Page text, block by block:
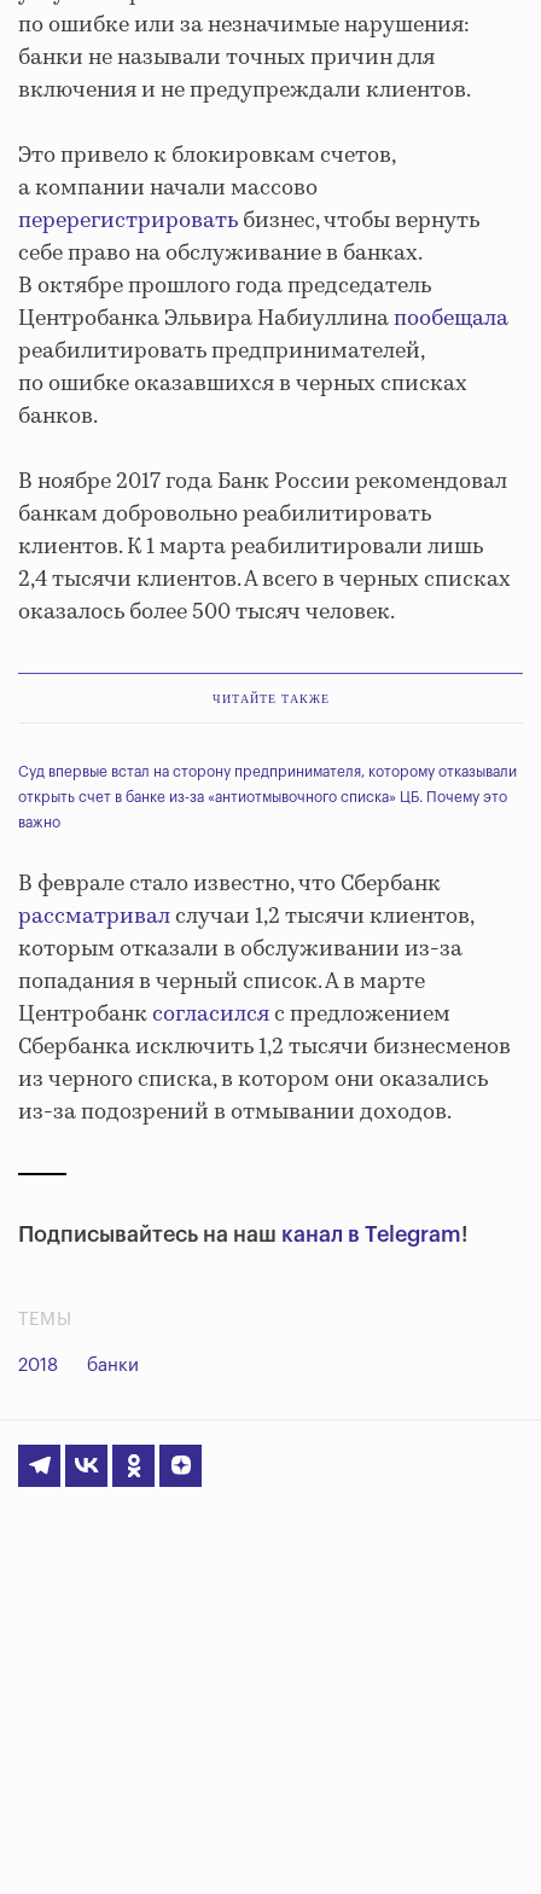
по ошибке или за незначимые нарушения:
банки не называли точных причин для
включения и не предупреждали клиентов.
Это привело к блокировкам счетов,
а компании начали массово
перерегистрироватьбизнес, чтобы вернуть
себе право на обслуживание в банках.
В октябре прошлого года председатель
Центробанка Эльвира Набиуллинапообещала
реабилитировать предпринимателей,
по ошибке оказавшихся в черных списках
банков.
В ноябре 2017 года Банк России рекомендовал
банкам добровольно реабилитировать
клиентов. К 1 марта реабилитировали лишь
2,4 тысячи клиентов. А всего в черных списках
оказалось более 500 тысяч человек.
ЧИТАЙТЕ ТАКЖЕ
Суд впервые встал на сторону предпринимателя, которому отказывали
открыть счет в банке из-за «антиотмывочного списка» ЦБ. Почему это
важно
В феврале стало известно, что Сбербанк
рассматривалслучаи 1,2 тысячи клиентов,
которым отказали в обслуживании из-за
попадания в черный список. А в марте
Центробанксогласилсяс предложением
Сбербанка исключить 1,2 тысячи бизнесменов
из черного списка, в котором они оказались
из-за подозрений в отмывании доходов.
Подписывайтесь на наш канал в Telegram!
ТЕМЫ
2018 банки